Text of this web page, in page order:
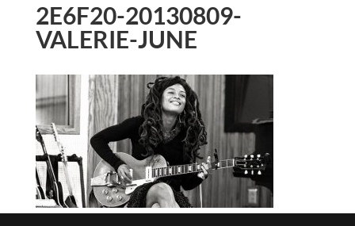
2E6F20-20130809-
VALERIE-JUNE